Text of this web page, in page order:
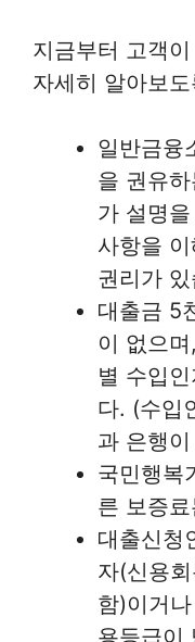
지금부터 고객
자세히 알아보
일반금융
을 권유
가 설명
사항을
권리가
대출금 5
이 없으
별 수입
다. (수입
과 은행
국민행복
른 보증
대출신청
자(신용
함)이거